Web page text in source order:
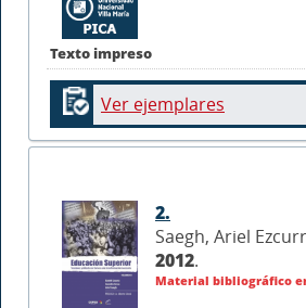
Texto impreso
Ver ejemplares
2.
Saegh, Ariel
2012.
Material bibliográfico